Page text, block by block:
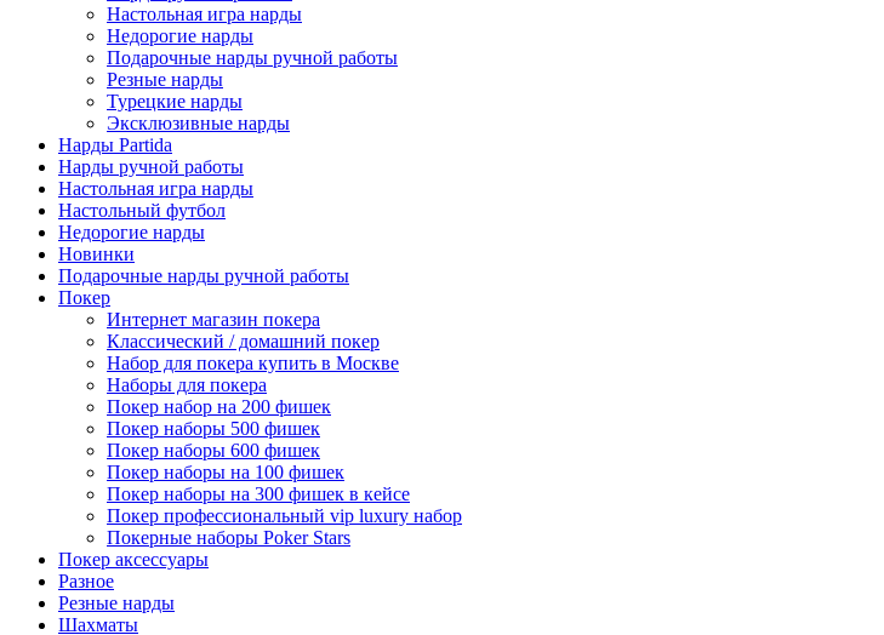
Настольная игра нарды
Недорогие нарды
Подарочные нарды ручной работы
Резные нарды
Турецкие нарды
Эксклюзивные нарды
Нарды Partida
Нарды ручной работы
Настольная игра нарды
Настольный футбол
Недорогие нарды
Новинки
Подарочные нарды ручной работы
Покер
Интернет магазин покера
Классический / домашний покер
Набор для покера купить в Москве
Наборы для покера
Покер набор на 200 фишек
Покер наборы 500 фишек
Покер наборы 600 фишек
Покер наборы на 100 фишек
Покер наборы на 300 фишек в кейсе
Покер профессиональный vip luxury набор
Покерные наборы Poker Stars
Покер аксессуары
Разное
Резные нарды
Шахматы